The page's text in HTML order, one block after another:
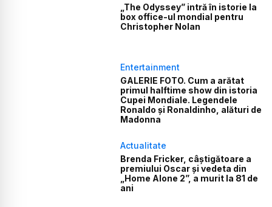
„The Odyssey” intră în istorie la
box office-ul mondial pentru
Christopher Nolan
Entertainment
GALERIE FOTO. Cum a arătat
primul halftime show din istoria
Cupei Mondiale. Legendele
Ronaldo și Ronaldinho, alături de
Madonna
Actualitate
Brenda Fricker, câștigătoare a
premiului Oscar și vedeta din
„Home Alone 2”, a murit la 81 de
ani